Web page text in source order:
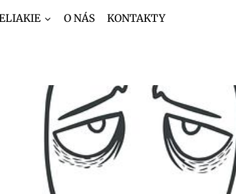
O NÁS KONTAKTY